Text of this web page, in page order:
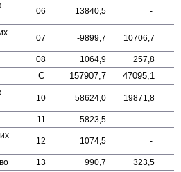
06 13840,5 -
07 -9899,7 10706,7
08 1064,9 257,8
C 157907,7 47095,1
10 58624,0 19871,8
11 5823,5
-
12 1074,5 -
13 990,7
323,5